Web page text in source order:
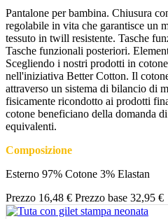
Pantalone per bambina. Chiusura
regolabile in vita che garantisce un
tessuto in twill resistente. Tasche
Tasche funzionali posteriori.
Scegliendo i nostri prodotti in
nell'iniziativa Better Cotton. Il
attraverso un sistema di bilancio di
fisicamente ricondotto ai prodotti
cotone beneficiano della domanda
equivalenti.
Composizione
Esterno 97% Cotone 3% Elastan
Prezzo 16,48 € Prezzo base 32,95 €